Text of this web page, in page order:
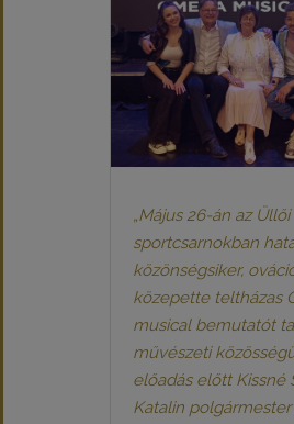
„Május 26-án az Üllői
sportcsarnokban
közönségsiker,
közepette teltházas
musical bemutatót
művészeti
előadás előtt Kissné
Katalin polgármester